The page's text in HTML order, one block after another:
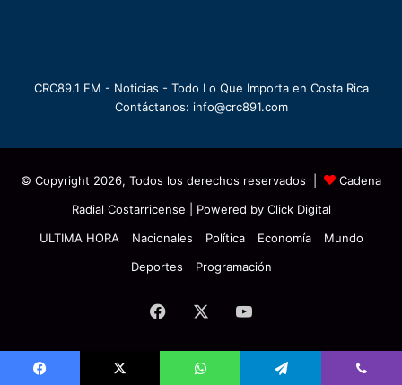
CRC89.1 FM - Noticias - Todo Lo Que Importa en Costa Rica
Contáctanos: info@crc891.com
© Copyright 2026, Todos los derechos reservados |
Cadena
Radial Costarricense | Powered by Click Digital
ULTIMA HORA
Nacionales Política Economía
Mundo
Deportes
Programación
Facebook YouTube